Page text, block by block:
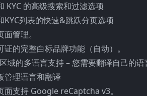
KYC 的高级搜索和过滤选项
KYC列表的快速&跳跃分页选项
管理。
证的完整白标品牌功能（自动）。
域的多语言支持 – 您需要翻译自己的语
管理语言和翻译
面支持 Google reCaptcha v3。